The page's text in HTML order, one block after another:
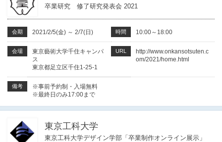
卒業研究 修了研究発表会 2021
会期 2021/2/5(金) ～ 2/7(日) 時間 10:00～18:00
会場
東京藝術大学千住キャンパ
ス
東京都足立区千住1-25-1
URL
http://www.onkansotsuten.c
om/2021/home.html
備考
※事前予約制・入場無料
※最終日のみ17:00まで
東京工科大学
東京工科大学デザイン学部「卒業制作オンライン展示」